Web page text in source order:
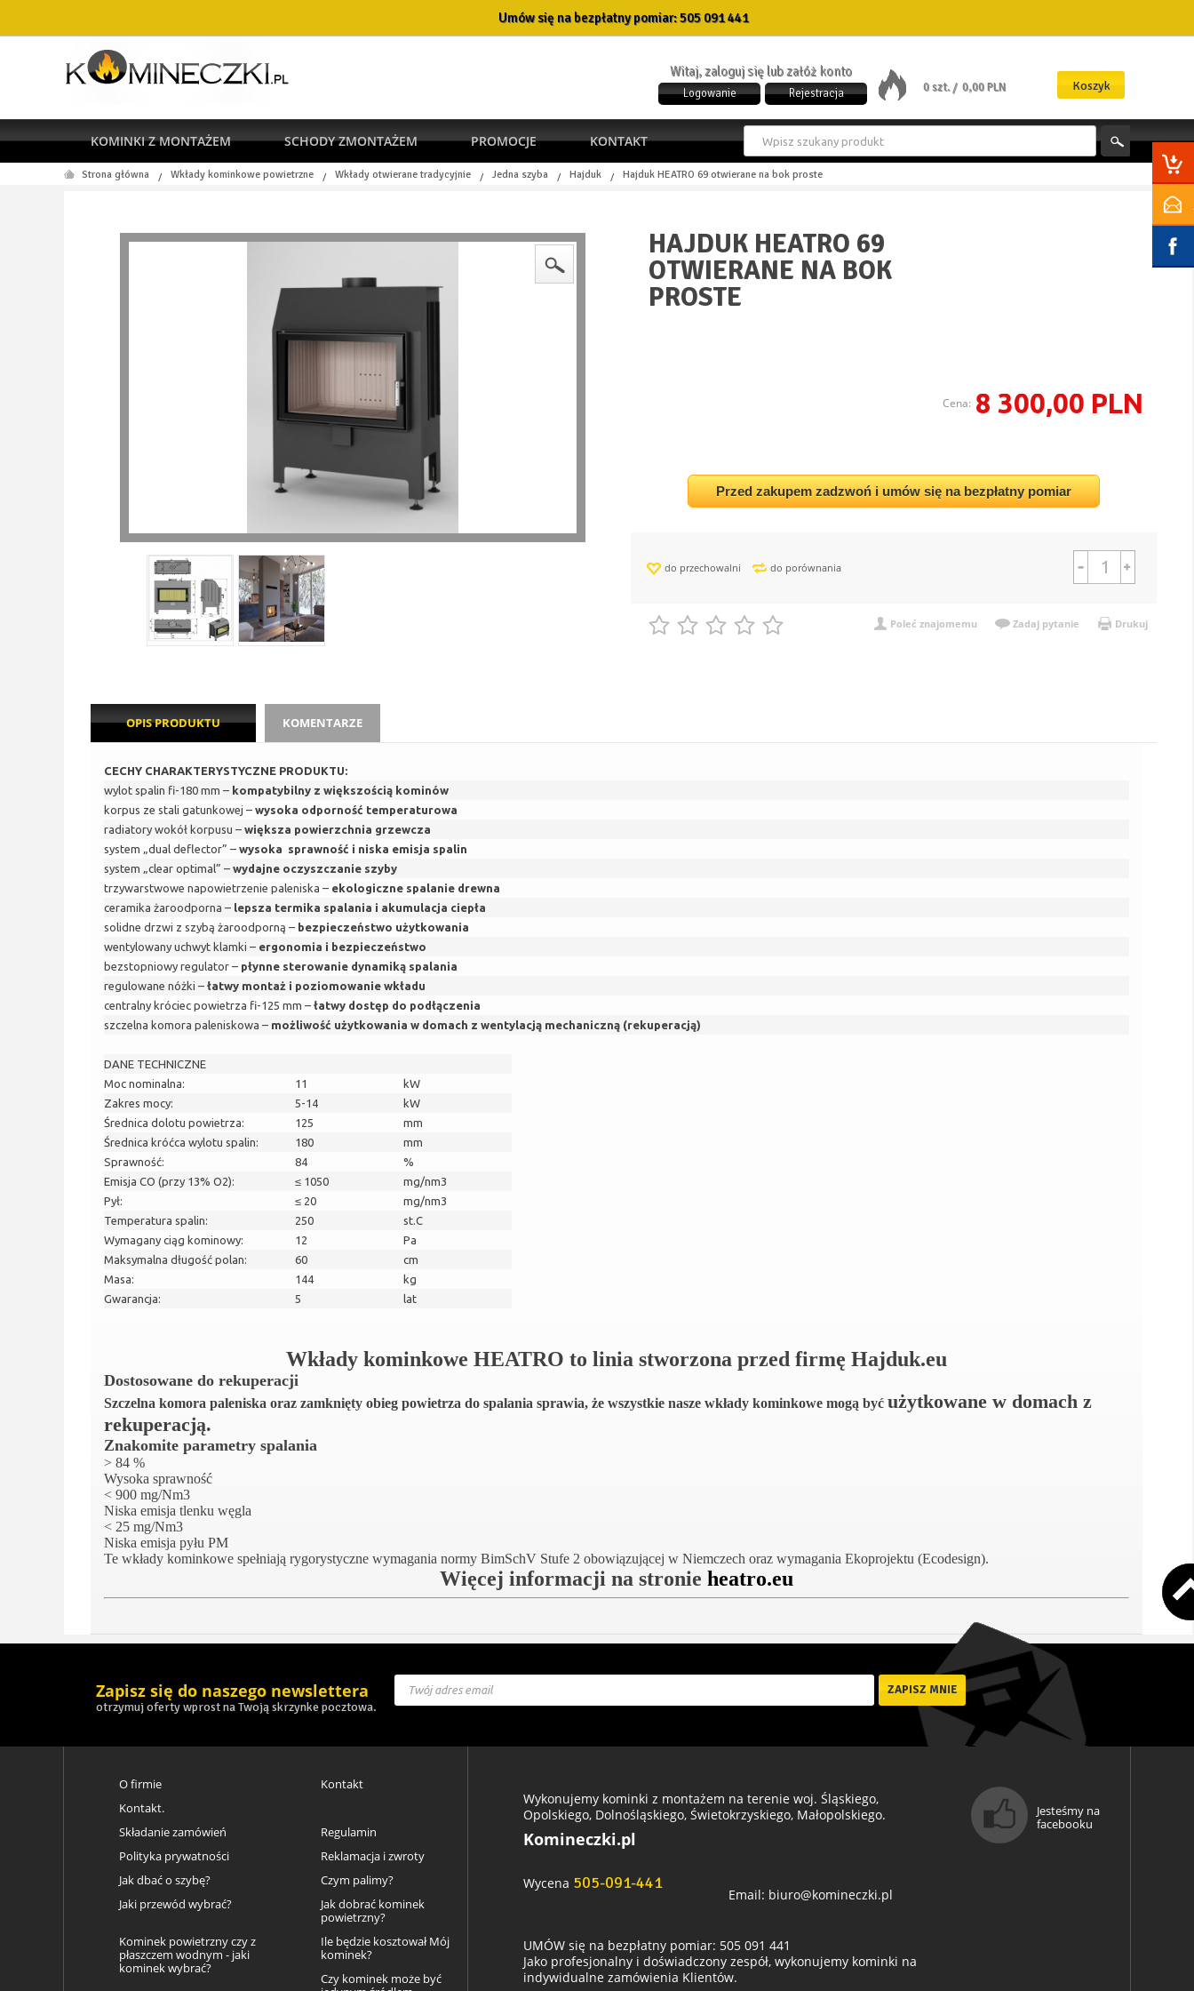
Umów się na bezpłatny pomiar:505 091 441
0 szt. / 0,00 PLN Koszyk
Witaj, zaloguj się lub załóż konto
Rejestracja
Logowanie
KOMINKI Z MONTAŻEM SCHODY ZMONTAŻEM PROMOCJE KONTAKT
RODO
Strona główna / Wkłady kominkowe powietrzne / Wkłady otwierane tradycyjnie / Jedna szyba / Hajduk / Hajduk HEATRO 69 otwierane na bok proste
HAJDUK HEATRO 69
OTWIERANE NA BOK
PROSTE
Cena: 8 300,00 PLN
Przed zakupem zadzwoń i umów się na bezpłatny pomiar
do przechowalni do porównania
Poleć znajomemu Zadaj pytanie Drukuj
OPIS PRODUKTU KOMENTARZE
CECHY CHARAKTERYSTYCZNE PRODUKTU:
wylot spalin fi-180 mm – kompatybilny z większością kominów
korpus ze stali gatunkowej – wysoka odporność temperaturowa
radiatory wokół korpusu – większa powierzchnia grzewcza
system „dual deflector” – wysoka sprawność i niska emisja spalin
system „clear optimal” – wydajne oczyszczanie szyby
trzywarstwowe napowietrzenie paleniska – ekologiczne spalanie drewna
ceramika żaroodporna – lepsza termika spalania i akumulacja ciepła
solidne drzwi z szybą żaroodporną – bezpieczeństwo użytkowania
wentylowany uchwyt klamki – ergonomia i bezpieczeństwo
bezstopniowy regulator – płynne sterowanie dynamiką spalania
regulowane nóżki – łatwy montaż i poziomowanie wkładu
centralny króciec powietrza fi-125 mm – łatwy dostęp do podłączenia
szczelna komora paleniskowa – możliwość użytkowania w domach z wentylacją mechaniczną (rekuperacją)
DANE TECHNICZNE
Moc nominalna:
11
kW
Zakres mocy:
5-14
kW
Średnica dolotu powietrza:
125
mm
Średnica króćca wylotu spalin:
180
mm
Sprawność:
84
%
Emisja CO (przy 13% O2):
≤ 1050
mg/nm3
Pył:
≤ 20
mg/nm3
Temperatura spalin:
250
st.C
Wymagany ciąg kominowy:
12
Pa
Maksymalna długość polan:
60
cm
Masa:
144
kg
Gwarancja:
5 lat
Wkłady kominkowe HEATRO to linia stworzona przed firmę Hajduk.eu
Dostosowane do rekuperacji
Szczelna komora paleniska oraz zamknięty obieg powietrza do spalania sprawia, że wszystkie nasze wkłady kominkowe mogą być użytkowane w domach z
rekuperacją.
Znakomite parametry spalania
> 84 %
Wysoka sprawność
< 900 mg/Nm3
Niska emisja tlenku węgla
< 25 mg/Nm3
Niska emisja pyłu PM
Te wkłady kominkowe spełniają rygorystyczne wymagania normy BimSchV Stufe 2 obowiązującej w Niemczech oraz wymagania Ekoprojektu (Ecodesign).
Więcej informacji na stronie heatro.eu
Zapisz się do naszego newslettera
otrzymuj oferty wprost na Twoją skrzynke pocztowa.
O firmie
Kontakt
Kontakt.
Składanie zamówień
Regulamin
Polityka prywatności
Reklamacja i zwroty
Jak dbać o szybę?
Czym palimy?
Jaki przewód wybrać?
Jak dobrać kominek
powietrzny?
Kominek powietrzny czy z
płaszczem wodnym - jaki
kominek wybrać?
Ile będzie kosztował Mój
kominek?
Czy kominek może być
Wykonujemy kominki z montażem na terenie woj. Śląskiego,
Opolskiego, Dolnośląskiego, Świetokrzyskiego, Małopolskiego.
Komineczki.pl
Wycena 505-091-441
Email: biuro@komineczki.pl
UMÓW się na bezpłatny pomiar: 505 091 441
Jako profesjonalny i doświadczony zespół, wykonujemy kominki na
indywidualne zamówienia Klientów.
Jesteśmy na
facebooku